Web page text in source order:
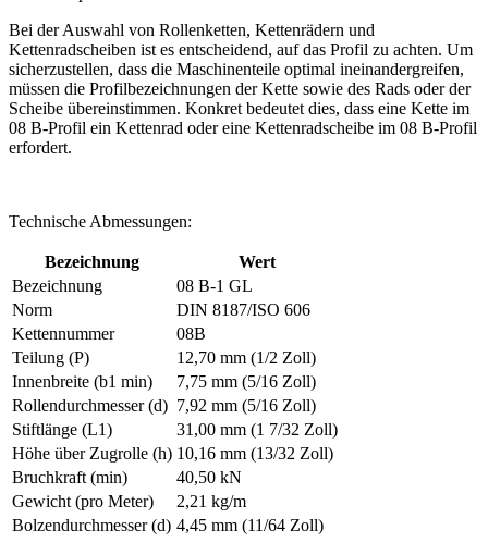
Bei der Auswahl von Rollenketten, Kettenrädern und
Kettenradscheiben ist es entscheidend, auf das Profil zu achten. Um
sicherzustellen, dass die Maschinenteile optimal ineinandergreifen,
müssen die Profilbezeichnungen der Kette sowie des Rads oder der
Scheibe übereinstimmen. Konkret bedeutet dies, dass eine Kette im
08 B-Profil ein Kettenrad oder eine Kettenradscheibe im 08 B-Profil
erfordert.
Technische Abmessungen:
Bezeichnung
Wert
Bezeichnung
08 B-1 GL
Norm
DIN 8187/ISO 606
Kettennummer
08B
Teilung (P)
12,70 mm (1/2 Zoll)
Innenbreite (b1 min)
7,75 mm (5/16 Zoll)
Rollendurchmesser (d) 7,92 mm (5/16 Zoll)
Stiftlänge (L1)
31,00 mm (1 7/32 Zoll)
Höhe über Zugrolle (h) 10,16 mm (13/32 Zoll)
Bruchkraft (min)
40,50 kN
Gewicht (pro Meter)
2,21 kg/m
Bolzendurchmesser (d) 4,45 mm (11/64 Zoll)